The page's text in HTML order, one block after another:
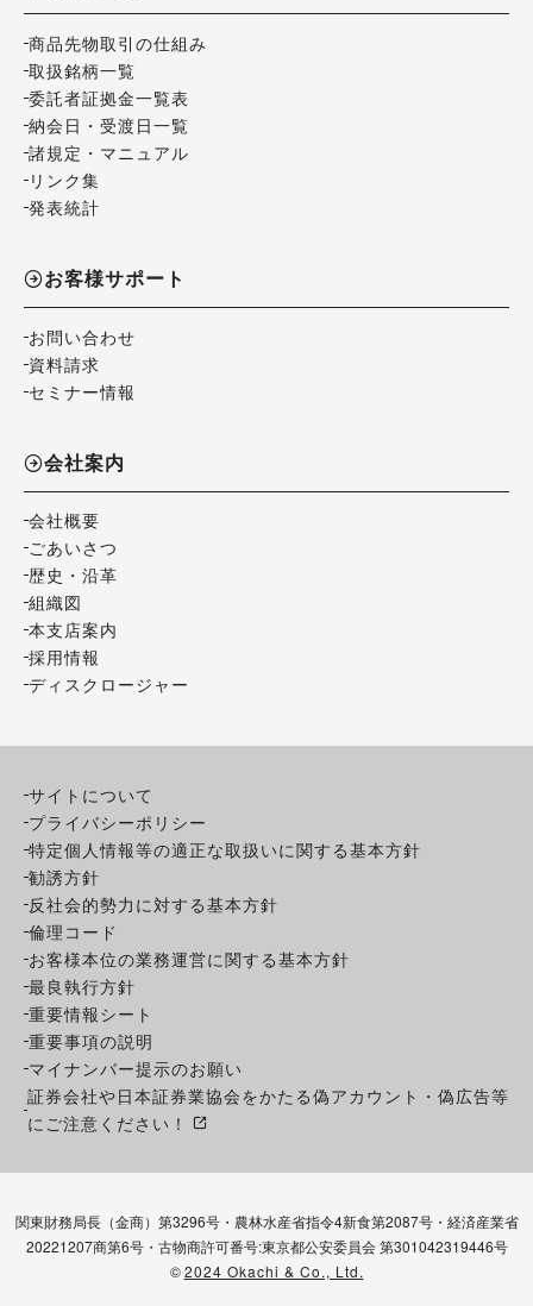
商品先物取引の仕組み
取扱銘柄一覧
委託者証拠金一覧表
納会日・受渡日一覧
諸規定・マニュアル
リンク集
発表統計
お客様サポート
お問い合わせ
資料請求
セミナー情報
会社案内
会社概要
ごあいさつ
歴史・沿革
組織図
本支店案内
採用情報
ディスクロージャー
サイトについて
プライバシーポリシー
特定個人情報等の適正な取扱いに関する基本方針
勧誘方針
反社会的勢力に対する基本方針
倫理コード
お客様本位の業務運営に関する基本方針
最良執行方針
重要情報シート
重要事項の説明
マイナンバー提示のお願い
証券会社や日本証券業協会をかたる偽アカウント・偽広告等
にご注意ください！
関東財務局長（金商）第3296号・農林水産省指令4新食第2087号・経済産業省
20221207商第6号・古物商許可番号:東京都公安委員会 第301042319446号
©2024 Okachi & Co., Ltd.